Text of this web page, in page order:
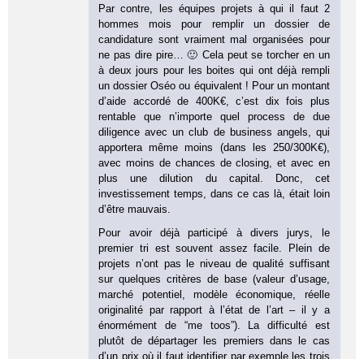
Par contre, les équipes projets à qui il faut 2
hommes mois pour remplir un dossier de
candidature sont vraiment mal organisées pour
ne pas dire pire… 🙂 Cela peut se torcher en un
à deux jours pour les boites qui ont déjà rempli
un dossier Oséo ou équivalent ! Pour un montant
d’aide accordé de 400K€, c’est dix fois plus
rentable que n’importe quel process de due
diligence avec un club de business angels, qui
apportera même moins (dans les 250/300K€),
avec moins de chances de closing, et avec en
plus une dilution du capital. Donc, cet
investissement temps, dans ce cas là, était loin
d’être mauvais.
Pour avoir déjà participé à divers jurys, le
premier tri est souvent assez facile. Plein de
projets n’ont pas le niveau de qualité suffisant
sur quelques critères de base (valeur d’usage,
marché potentiel, modèle économique, réelle
originalité par rapport à l’état de l’art – il y a
énormément de “me toos”). La difficulté est
plutôt de départager les premiers dans le cas
d’un prix où il faut identifier par exemple les trois